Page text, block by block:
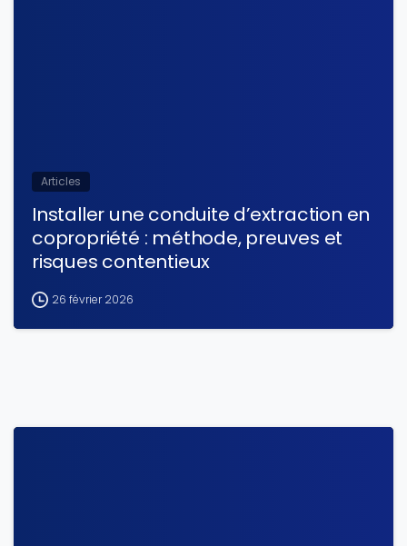
Articles
Installer une conduite d’extraction en
copropriété : méthode, preuves et
risques contentieux
26 février 2026